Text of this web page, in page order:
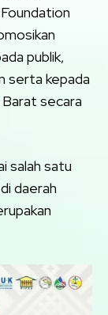
publik,
serta kepada
secara
salah satu
daerah